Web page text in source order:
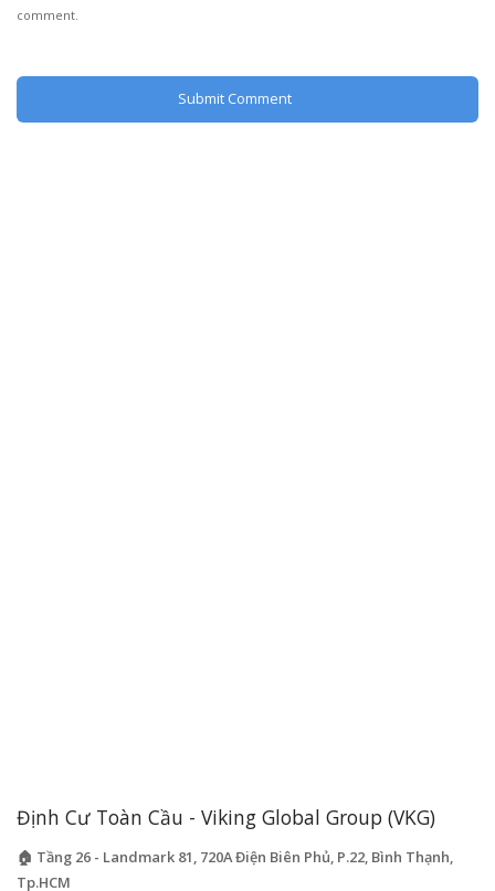
comment.
Định Cư Toàn Cầu - Viking Global Group (VKG)
🏠 Tầng 26 - Landmark 81, 720A Điện Biên Phủ, P.22, Bình Thạnh,
Tp.HCM